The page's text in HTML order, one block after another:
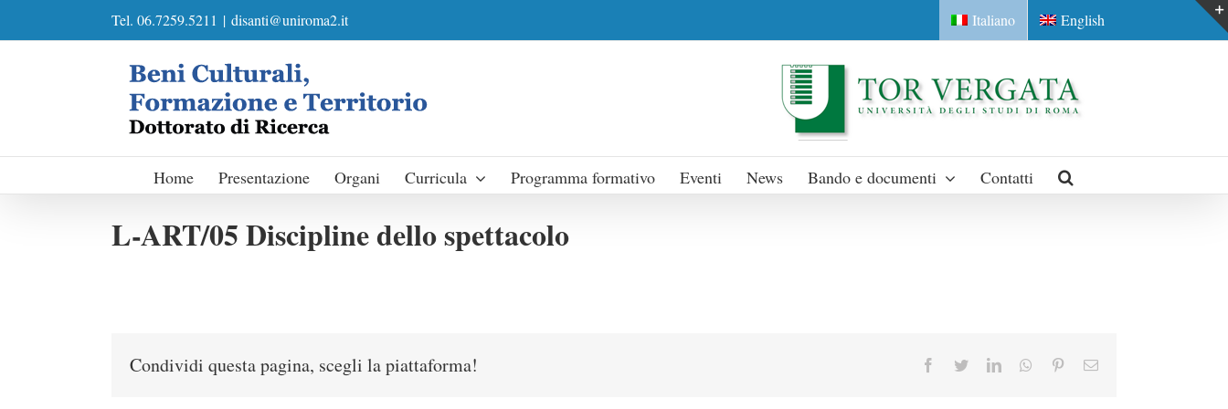
to
Tel. 06.7259.5211 | disanti@uniroma2.it Italiano English
Home Presentazione Organi Curricula Programma formativo Eventi News Bando e documenti Contatti
L-ART/05 Discipline dello spettacolo
Condividi questa pagina, scegli la piattaforma! Facebook
TwitterLinkedInWhatsappPinterestEmail